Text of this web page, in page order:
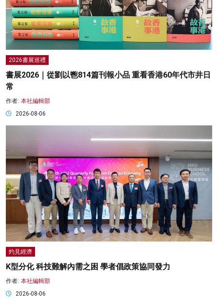
2026書展巡禮
書展2026｜從劉以鬯814篇刊報小品 重看香港60年代市井日
常
作者: 本社編輯部
2026-08-06
灼見經濟
K型分化 科技難解內需之困 學者倡政策協同發力
作者: 本社編輯部
2026-08-06